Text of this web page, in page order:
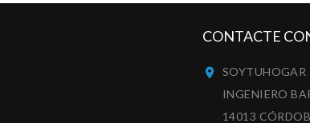
CONTACTE
 SOYTUHOGAR
INGENIERO
14013